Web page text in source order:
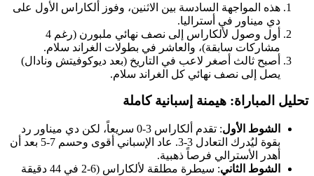
المواجهة السادسة بين الاثنين، وفوز ألكاراس الأول على
ميناور في أستراليا.
أول وصول لألكاراس إلى نصف نهائي ملبورن (رغم 4
سابقة)، والعاشر في بطولات الغراند سلام.
ثالث أصغر لاعب في التاريخ (بعد ديوكوفيتش ونادال)
إلى نصف نهائي كل الغراند سلام.
هيمنة إسبانية كاملة
الأول
: تقدم ألكاراس 3-0 سريعاً، لكن دي ميناور رد
بقوة ليُدرك التعادل 3-3. عاد الإسباني أقوى وحسم 7-5 بعد أن
الأسترالي فرصاً ذهبية.
الثاني
: سيطرة مطلقة لألكاراس (6-2 في 44 دقيقة